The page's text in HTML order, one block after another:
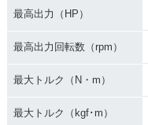
最高出力（HP）
最高出力回転数（rpm）
最大トルク（N・m）
最大トルク（kgf･m）